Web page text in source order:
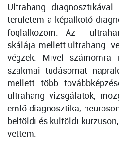
Ultrahang
területem a képalkotó
foglalkozom. Az
skálája mellett ultrahang
végzek. Mivel számomra
szakmai tudásomat
mellett több
ultrahang vizsgálatok,
emlő diagnosztika,
belföldi és külföldi
vettem.